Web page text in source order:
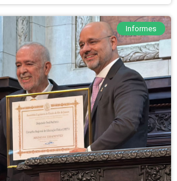
Informes